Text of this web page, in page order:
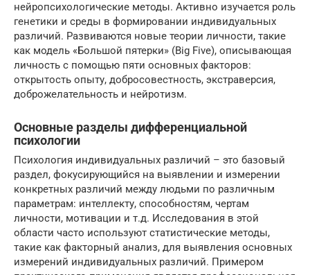
нейропсихологические методы. Активно изучается роль
генетики и среды в формировании индивидуальных
различий. Развиваются новые теории личности, такие
как модель «Большой пятерки» (Big Five), описывающая
личность с помощью пяти основных факторов:
открытость опыту, добросовестность, экстраверсия,
доброжелательность и нейротизм.
Основные разделы дифференциальной
психологии
Психология индивидуальных различий – это базовый
раздел, фокусирующийся на выявлении и измерении
конкретных различий между людьми по различным
параметрам: интеллекту, способностям, чертам
личности, мотивации и т.д. Исследования в этой
области часто используют статистические методы,
такие как факторный анализ, для выявления основных
измерений индивидуальных различий. Примером